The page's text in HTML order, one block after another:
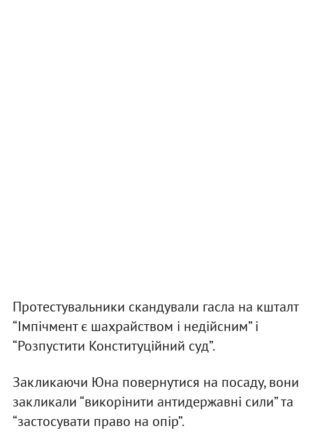
Протестувальники скандували гасла на кшталт
“Імпічмент є шахрайством і недійсним” і
“Розпустити Конституційний суд”.
Закликаючи Юна повернутися на посаду, вони
закликали “викорінити антидержавні сили” та
“застосувати право на опір”.